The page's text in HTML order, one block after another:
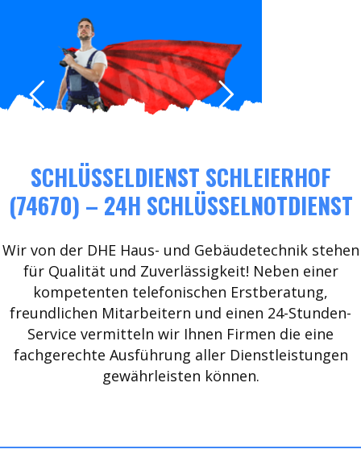
SCHLÜSSELDIENST SCHLEIERHOF
(74670) – 24H SCHLÜSSELNOTDIENST
Wir von der DHE Haus- und Gebäudetechnik stehen
für Qualität und Zuverlässigkeit! Neben einer
kompetenten telefonischen Erstberatung,
freundlichen Mitarbeitern und einen 24-Stunden-
Service vermitteln wir Ihnen Firmen die eine
fachgerechte Ausführung aller Dienstleistungen
gewährleisten können.